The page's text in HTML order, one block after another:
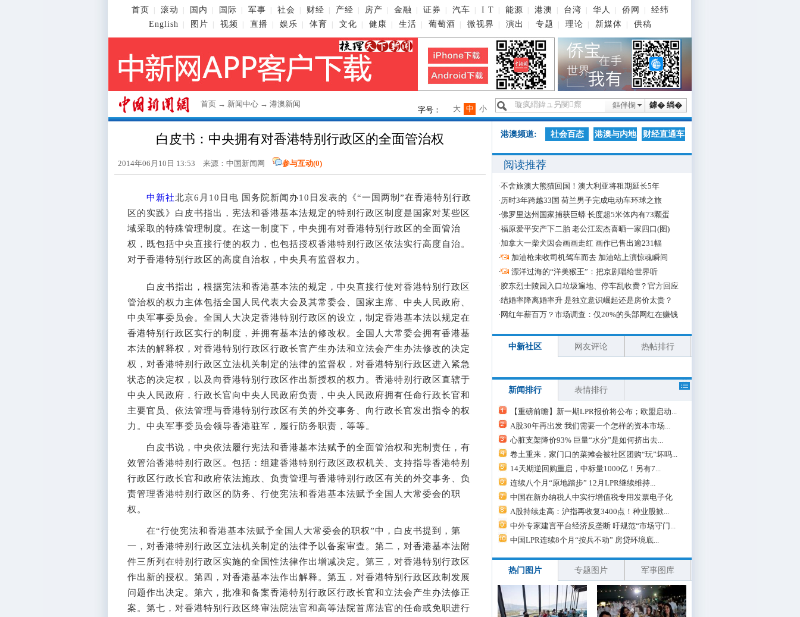
首页 滚动 国内 国际 军事 社会 财经 产经 房产 金融 证券 汽车 I T 能源 港澳 台湾 华人 侨网
经纬
English
图片 视频 直播 娱乐 体育 文化 健康 生活 葡萄酒 微视界 演出 专题 理论 新媒体 供稿
首页 → 新闻中心 → 港澳新闻 鎼� 绱�
鏂伴椈
字号： 小
中
大
白皮书：中央拥有对香港特别行政区的全面管治权
2014年06月10日 13:53 来源： 中国新闻网 参与互动(0)
中新社北京6月10日电 国务院新闻办10日发表的《“一国两制”在香港特别行政
区的实践》白皮书指出，宪法和香港基本法规定的特别行政区制度是国家对某些区
域采取的特殊管理制度。在这一制度下，中央拥有对香港特别行政区的全面管治
权，既包括中央直接行使的权力，也包括授权香港特别行政区依法实行高度自治。
对于香港特别行政区的高度自治权，中央具有监督权力。
白皮书指出，根据宪法和香港基本法的规定，中央直接行使对香港特别行政区
管治权的权力主体包括全国人民代表大会及其常委会、国家主席、中央人民政府、
中央军事委员会。全国人大决定香港特别行政区的设立，制定香港基本法以规定在
香港特别行政区实行的制度，并拥有基本法的修改权。全国人大常委会拥有香港基
本法的解释权，对香港特别行政区行政长官产生办法和立法会产生办法修改的决定
权，对香港特别行政区立法机关制定的法律的监督权，对香港特别行政区进入紧急
状态的决定权，以及向香港特别行政区作出新授权的权力。香港特别行政区直辖于
中央人民政府，行政长官向中央人民政府负责，中央人民政府拥有任命行政长官和
主要官员、依法管理与香港特别行政区有关的外交事务、向行政长官发出指令的权
力。中央军事委员会领导香港驻军，履行防务职责，等等。
白皮书说，中央依法履行宪法和香港基本法赋予的全面管治权和宪制责任，有
效管治香港特别行政区。包括：组建香港特别行政区政权机关、支持指导香港特别
行政区行政长官和政府依法施政、负责管理与香港特别行政区有关的外交事务、负
责管理香港特别行政区的防务、行使宪法和香港基本法赋予全国人大常委会的职
权。
在“行使宪法和香港基本法赋予全国人大常委会的职权”中，白皮书提到，第
一，对香港特别行政区立法机关制定的法律予以备案审查。第二，对香港基本法附
件三所列在特别行政区实施的全国性法律作出增减决定。第三，对香港特别行政区
作出新的授权。第四，对香港基本法作出解释。第五，对香港特别行政区政制发展
问题作出决定。第六，批准和备案香港特别行政区行政长官和立法会产生办法修正
案。第七，对香港特别行政区终审法院法官和高等法院首席法官的任命或免职进行
港澳频道: 社会百态 港澳与内地 财经直通车
阅读推荐
·不舍旅澳大熊猫回国！澳大利亚将租期延长5年
·历时3年跨越33国 荷兰男子完成电动车环球之旅
·佛罗里达州国家捕获巨蟒 长度超5米体内有73颗蛋
·福原爱平安产下二胎 老公江宏杰喜晒一家四口(图)
·加拿大一柴犬因会画画走红 画作已售出逾231幅
·
加油枪未收司机驾车而去 加油站上演惊魂瞬间
·
漂洋过海的“洋美猴王”：把京剧唱给世界听
·胶东烈士陵园入口垃圾遍地、停车乱收费？官方回应
·结婚率降离婚率升 是独立意识崛起还是房价太贵？
· 网红年薪百万？市场调查：仅20%的头部网红在赚钱
中新社区 网友评论 热帖排行
新闻排行 表情排行
【重磅前瞻】新一期LPR报价将公布；欧盟启动...
A股30年再出发 我们需要一个怎样的资本市场...
心脏支架降价93% 巨量“水分”是如何挤出去...
卷土重来，家门口的菜摊会被社区团购“玩”坏吗...
14天期逆回购重启，中标量1000亿！另有7...
连续八个月“原地踏步” 12月LPR继续维持...
中国在新办纳税人中实行增值税专用发票电子化
A股持续走高：沪指再收复3400点！种业股掀...
中外专家建言平台经济反垄断 吁规范“市场守门...
中国LPR连续8个月“按兵不动” 房贷环境底...
热门图片 专题图片 军事图库